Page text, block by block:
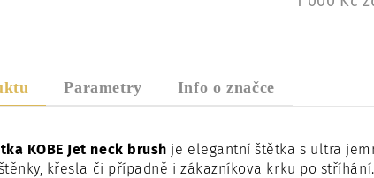
Parametry Info o značce
KOBE Jet neck brush je elegantní štětka s ultra
křesla či případně i zákazníkova krku po